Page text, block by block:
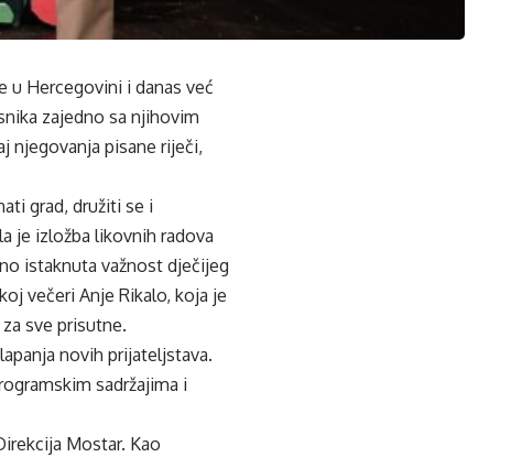
u Hercegovini i danas već
zajedno sa njihovim
njegovanja pisane riječi,
grad, družiti se i
je izložba likovnih radova
istaknuta važnost dječijeg
večeri Anje Rikalo, koja je
sve prisutne.
novih prijateljstava.
sadržajima i
Mostar. Kao